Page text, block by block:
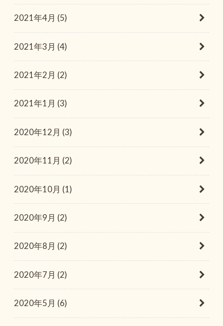
2021年4月 (5)
2021年3月 (4)
2021年2月 (2)
2021年1月 (3)
2020年12月 (3)
2020年11月 (2)
2020年10月 (1)
2020年9月 (2)
2020年8月 (2)
2020年7月 (2)
2020年5月 (6)